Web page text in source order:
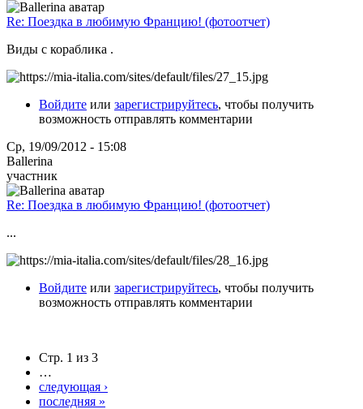
Re: Поездка в любимую Францию! (фотоотчет)
Виды с кораблика .
Войдите или зарегистрируйтесь, чтобы получить
возможность отправлять комментарии
Ср, 19/09/2012 - 15:08
Ballerina
участник
Re: Поездка в любимую Францию! (фотоотчет)
...
Войдите или зарегистрируйтесь, чтобы получить
возможность отправлять комментарии
Стр. 1 из 3
…
следующая ›
последняя »